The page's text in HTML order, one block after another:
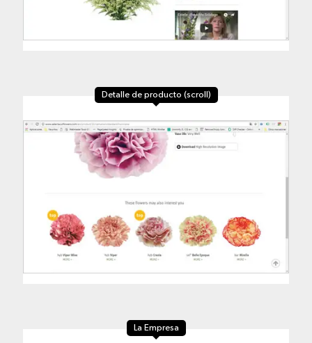
Detalle de producto (scroll)
La Empresa